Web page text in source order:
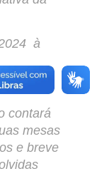
à
contará
mesas
e breve